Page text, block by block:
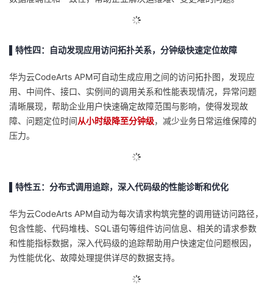
▌特性四：自动发现应用访问拓扑关系，分钟级快速定位故障
华为云CodeArts APM可自动生成应用之间的访问拓扑图，发现应
用、中间件、接口、实例间的调用关系和性能表现情况，异常问题
清晰展现，帮助企业用户快速确定故障范围与影响，使得发现故
障、问题定位时间从小时级降至分钟级，减少业务日常运维保障的
压力。
▌特性五：分布式调用追踪，深入代码级的性能诊断和优化
华为云CodeArts APM自动为每次请求构筑完整的调用链访问路径，
包含性能、代码堆栈、SQL语句等组件访问信息、相关的请求参数
和性能指标数据，深入代码级的追踪帮助用户快速定位问题根因，
为性能优化、故障处理提供详尽的数据支持。